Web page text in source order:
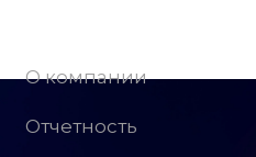
О компании
Отчетность